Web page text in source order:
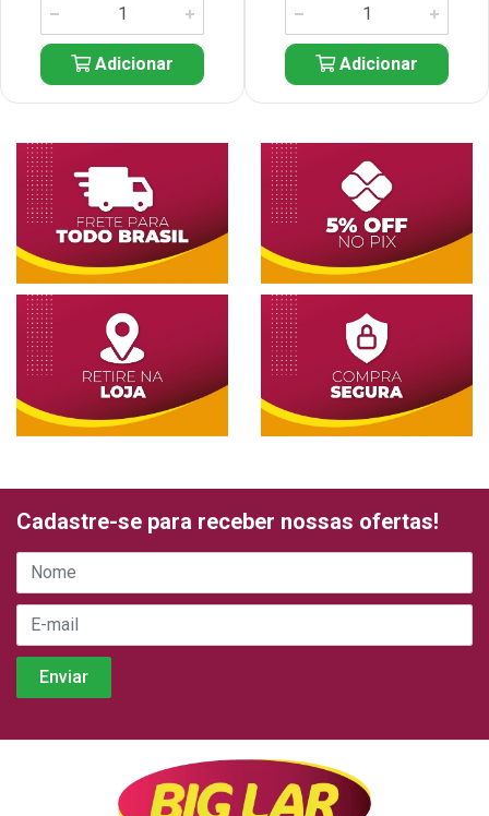
Adicionar Adicionar
Cadastre-se para receber nossas ofertas!